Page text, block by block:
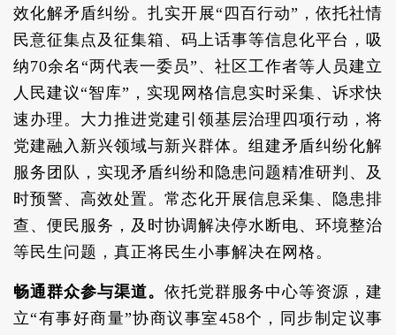
效化解矛盾纠纷。扎实开展“四百行动”，依托社情
民意征集点及征集箱、码上话事等信息化平台，吸
纳70余名“两代表一委员”、社区工作者等人员建立
人民建议“智库”，实现网格信息实时采集、诉求快
速办理。大力推进党建引领基层治理四项行动，将
党建融入新兴领域与新兴群体。组建矛盾纠纷化解
服务团队，实现矛盾纠纷和隐患问题精准研判、及
时预警、高效处置。常态化开展信息采集、隐患排
查、便民服务，及时协调解决停水断电、环境整治
等民生问题，真正将民生小事解决在网格。
畅通群众参与渠道。 依托党群服务中心等资源，建
立“有事好商量”协商议事室458个，同步制定议事